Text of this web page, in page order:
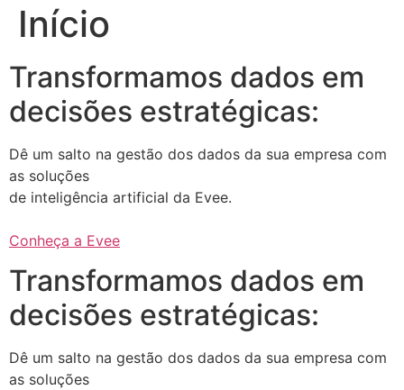
Início
Transformamos dados em
decisões estratégicas:
Dê um salto na gestão dos dados da sua empresa com
as soluções
de inteligência artificial da Evee.
Conheça a Evee
Transformamos dados em
decisões estratégicas:
Dê um salto na gestão dos dados da sua empresa com
as soluções